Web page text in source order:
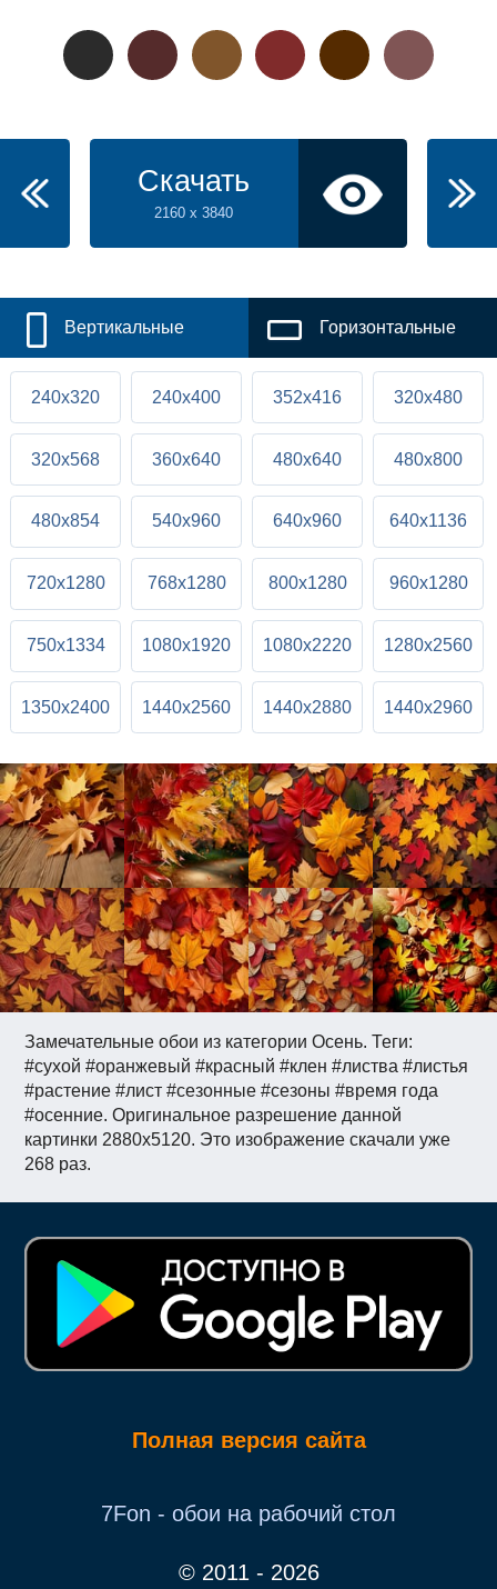
Замечательные обои из категории Осень. Теги:
#сухой #оранжевый #красный #клен #листва #листья
#растение #лист #сезонные #сезоны #время года
#осенние. Оригинальное разрешение данной
картинки 2880x5120. Это изображение скачали уже
268 раз.
Скачать
2160 x 3840
Вертикальные Горизонтальные
240x320 240x400 352x416 320x480
320x568 360x640 480x640 480x800
480x854 540x960 640x960 640x1136
720x1280 768x1280 800x1280 960x1280
750x1334 1080x1920 1080x2220 1280x2560
1350x2400 1440x2560 1440x2880 1440x2960
Полная версия сайта
7Fon - обои на рабочий стол
© 2011 - 2026